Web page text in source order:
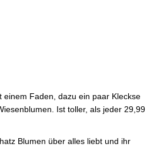
einem Faden, dazu ein paar Kleckse
Ist toller, als jeder 29,99
Blumen über alles liebt und ihr